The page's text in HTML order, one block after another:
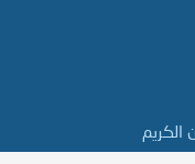
الكريم